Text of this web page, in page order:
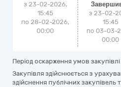
з 23-02-2026,
15:45
по 28-02-2026,
00:00
з 23-02-
15:45
по 03-03-
00:00
Період оскарження умов
Закупівля здійснюється з
здійснення публічних закупівель